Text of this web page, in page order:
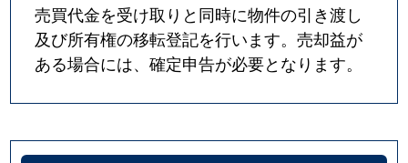
売買代金を受け取りと同時に物件の引き渡し
及び所有権の移転登記を行います。売却益が
ある場合には、確定申告が必要となります。